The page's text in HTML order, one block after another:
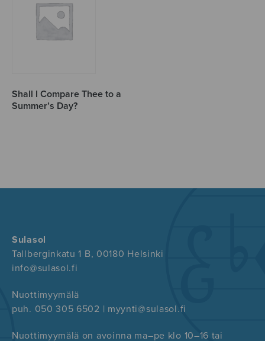
Shall I Compare Thee to a
Summer’s Day?
Sulasol
Tallberginkatu 1 B, 00180 Helsinki
info@sulasol.fi
Nuottimyymälä
puh. 050 305 6502 | myynti@sulasol.fi
Nuottimyymälä on avoinna ma–pe klo 10–16 tai